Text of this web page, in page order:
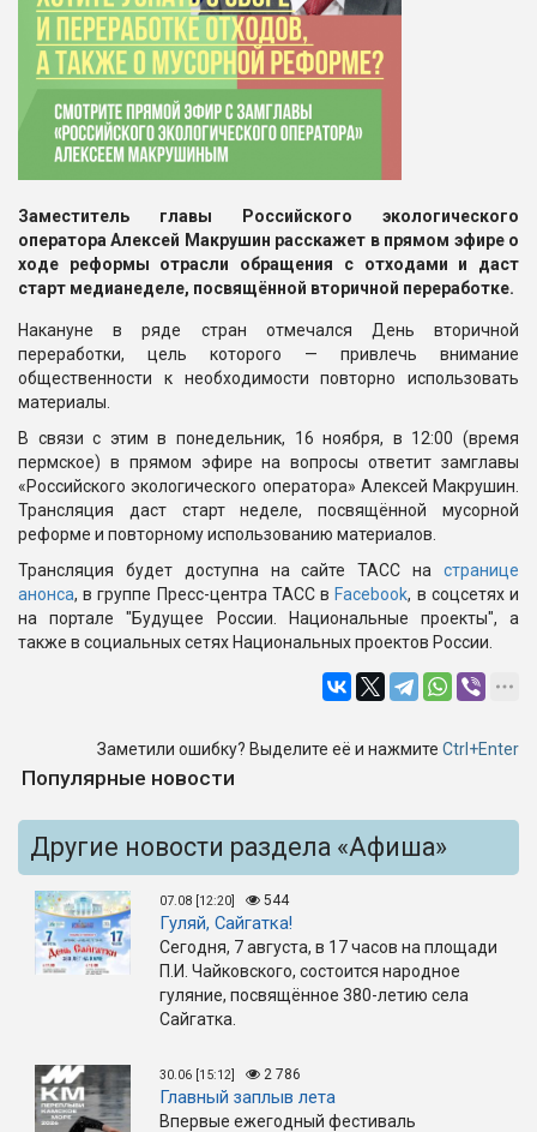
Заместитель главы Российского экологического
оператора Алексей Макрушин расскажет в прямом эфире о
ходе реформы отрасли обращения с отходами и даст
старт медианеделе, посвящённой вторичной переработке.
Накануне в ряде стран отмечался День вторичной
переработки, цель которого — привлечь внимание
общественности к необходимости повторно использовать
материалы.
В связи с этим в понедельник, 16 ноября, в 12:00 (время
пермское) в прямом эфире на вопросы ответит замглавы
«Российского экологического оператора» Алексей Макрушин.
Трансляция даст старт неделе, посвящённой мусорной
реформе и повторному использованию материалов.
Трансляция будет доступна на сайте ТАСС на странице
анонса, в группе Пресс-центра ТАСС в Facebook, в соцсетях и
на портале "Будущее России. Национальные проекты", а
также в социальных сетях Национальных проектов России.
Заметили ошибку? Выделите её и нажмите Ctrl+Enter
Популярные новости
Другие новости раздела «Афиша»
07.08 [12:20] 544
Гуляй, Сайгатка!
Сегодня, 7 августа, в 17 часов на площади
П.И. Чайковского, состоится народное
гуляние, посвящённое 380-летию села
Сайгатка.
30.06 [15:12] 2 786
Главный заплыв лета
Впервые ежегодный фестиваль